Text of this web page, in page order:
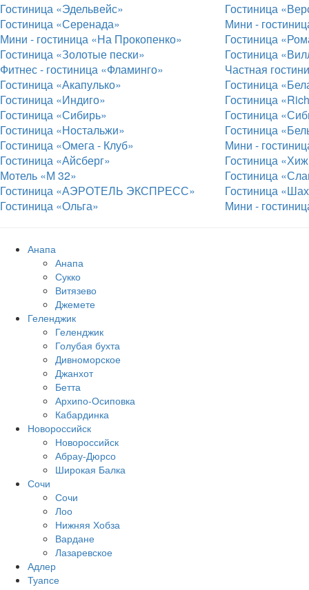
Гостиница «Эдельвейс»
Гостиница
Гостиница «Серенада»
Мини -
Мини - гостиница «На Прокопенко»
Гостиница
Гостиница «Золотые пески»
Гостиница
Фитнес - гостиница «Фламинго»
Частная
Гостиница «Акапулько»
Гостиница
Гостиница «Индиго»
Гостиница
Гостиница «Сибирь»
Гостиница
Гостиница «Ностальжи»
Гостиница
Гостиница «Омега - Клуб»
Мини -
Гостиница «Айсберг»
Гостиница
Мотель «М 32»
Гостиница
Гостиница «АЭРОТЕЛЬ ЭКСПРЕСС»
Гостиница
Гостиница «Ольга»
Мини -
Анапа
Анапа
Сукко
Витязево
Джемете
Геленджик
Геленджик
Голубая бухта
Дивноморское
Джанхот
Бетта
Архипо-Осиповка
Кабардинка
Новороссийск
Новороссийск
Абрау-Дюрсо
Широкая Балка
Сочи
Сочи
Лоо
Нижняя Хобза
Вардане
Лазаревское
Адлер
Туапсе